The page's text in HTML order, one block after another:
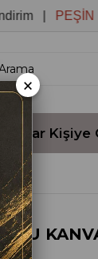
|PEŞİN
Kişiye
×